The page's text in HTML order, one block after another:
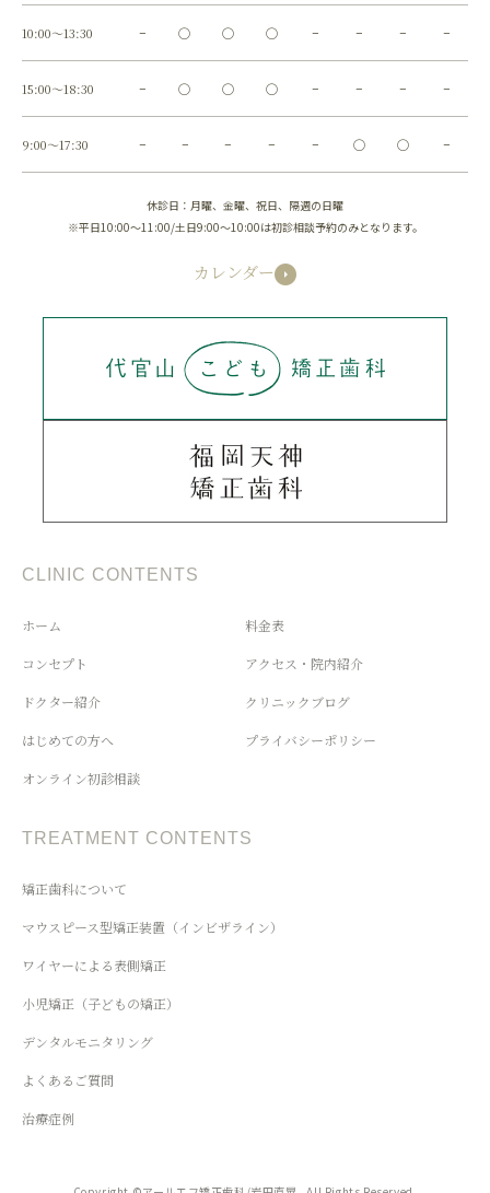
10:00～13:30 − ◯ ◯ ◯ − − − −
15:00～18:30 − ◯ ◯ ◯ − − − −
9:00～17:30 − − − − − ◯ ◯ −
休診日：月曜、金曜、祝日、隔週の日曜
※平日10:00～11:00/土日9:00～10:00は初診相談予約のみとなります。
カレンダー
CLINIC CONTENTS
ホーム
コンセプト
ドクター紹介
はじめての方へ
オンライン初診相談
料金表
アクセス・院内紹介
クリニックブログ
プライバシーポリシー
TREATMENT CONTENTS
矯正歯科について
マウスピース型矯正装置（インビザライン）
ワイヤーによる表側矯正
小児矯正（子どもの矯正）
デンタルモニタリング
よくあるご質問
治療症例